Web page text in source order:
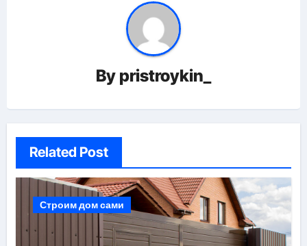
By pristroykin_
Related Post
Строим дом сами